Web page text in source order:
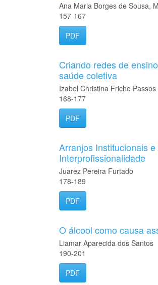
Ana Maria Borges de Sousa,
157-167
PDF
Criando redes de
saúde coletiva
Izabel Christina Friche Passos
168-177
PDF
Arranjos Institucionais
Interprofissionalidade
Juarez Pereira Furtado
178-189
PDF
O álcool como causa
Liamar Aparecida dos Santos
190-201
PDF